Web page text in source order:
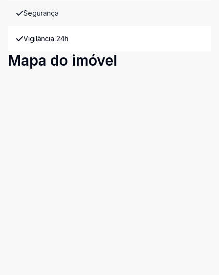
Segurança
Vigilância 24h
Mapa do imóvel